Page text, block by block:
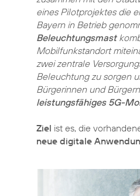
eines Pilotprojektes die
Bayern in Betrieb
Beleuchtungsmast
Mobilfunkstandort
zwei zentrale
Beleuchtung zu sorgen
Bürgerinnen und
leistungsfähiges 5G-
Ziel ist es, die
neue digitale